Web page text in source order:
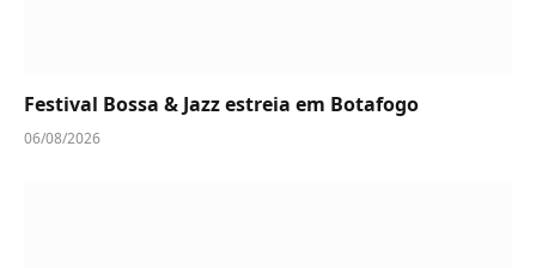
Festival Bossa & Jazz estreia em Botafogo
06/08/2026